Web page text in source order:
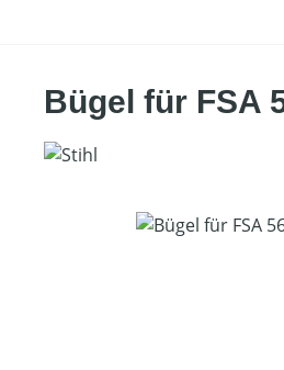
Bügel für FSA
Bildergalerie überspringen